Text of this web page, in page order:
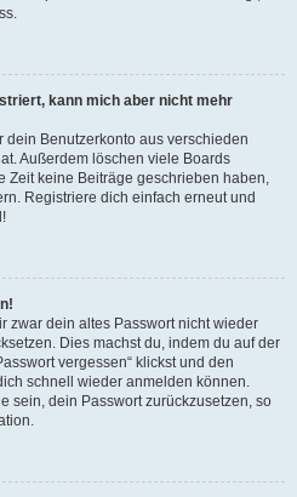
kann mich aber nicht mehr
dein Benutzerkonto aus verschieden
Außerdem löschen viele Boards
Zeit keine Beiträge geschrieben haben,
Registriere dich einfach erneut und
zwar dein altes Passwort nicht wieder
Dies machst du, indem du auf der
vergessen“ klickst und den
schnell wieder anmelden können.
sein, dein Passwort zurückzusetzen, so